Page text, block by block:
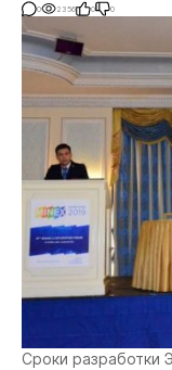
0 2356 0 0
Сроки разработки